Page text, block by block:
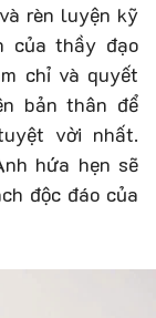
rèn luyện kỹ
của thầy đạo
chỉ và quyết
bản thân để
vời nhất.
hứa hẹn sẽ
độc đáo của